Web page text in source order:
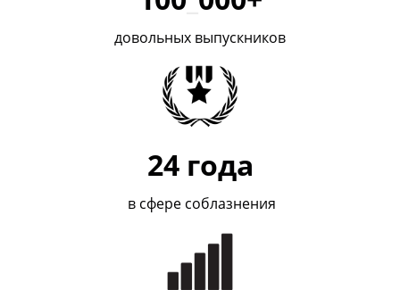
довольных выпускников
24 года
в сфере соблазнения